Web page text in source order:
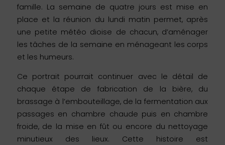
famille. La semaine de quatre jours est mise en
place et la réunion du lundi matin permet, après
une petite météo dioise de chacun, d’aménager
les tâches de la semaine en ménageant les corps
et les humeurs.
Ce portrait pourrait continuer avec le détail de
chaque étape de fabrication de la bière, du
brassage à l’embouteillage, de la fermentation aux
passages en chambre chaude puis en chambre
froide, de la mise en fût ou encore du nettoyage
minutieux des lieux. Cette histoire est